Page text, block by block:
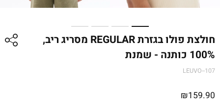
חולצת פולו בגזרת REGULAR מסריג ריב,
100% כותנה - שמנת
LEUVO--107
₪159.90